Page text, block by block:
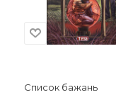
Список бажань